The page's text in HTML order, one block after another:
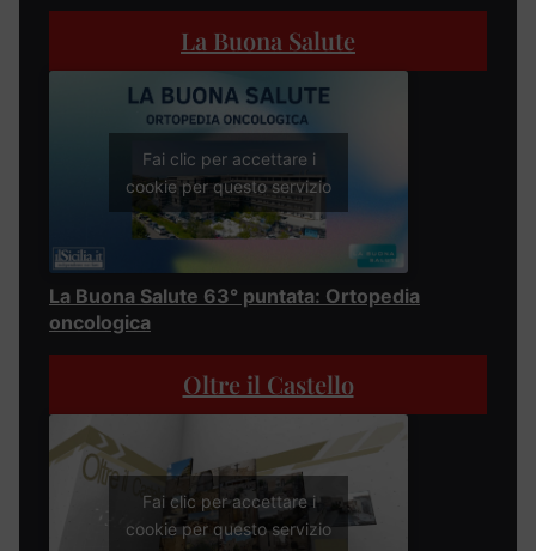
La Buona Salute
Fai clic per accettare i
cookie per questo servizio
La Buona Salute 63° puntata: Ortopedia
oncologica
Oltre il Castello
Fai clic per accettare i
cookie per questo servizio